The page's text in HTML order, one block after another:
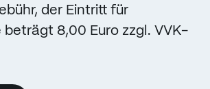
der Eintritt für
beträgt 8,00 Euro zzgl. VVK-